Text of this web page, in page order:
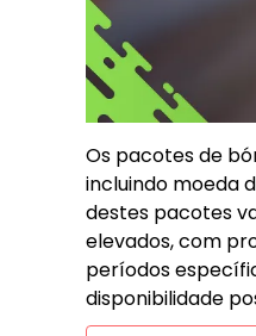
Os pacotes de
incluindo moeda
destes pacotes
elevados, com
períodos
disponibilidade